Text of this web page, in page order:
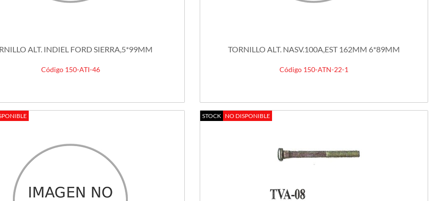
ALT. INDIEL FORD SIERRA,5*99MM
Código 150-ATI-46
TORNILLO ALT. NASV.100A,EST 162MM 6*89MM
Código 150-ATN-22-1
STOCK NO DISPONIBLE